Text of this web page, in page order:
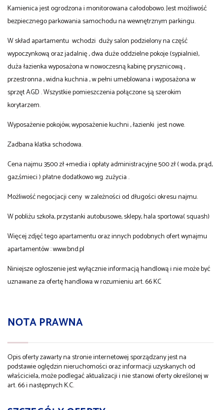
Kamienica jest ogrodzona i monitorowana całodobowo. Jest możliwość
bezpiecznego parkowania samochodu na wewnętrznym parkingu.
W skład apartamentu wchodzi duży salon podzielony na część
wypoczynkową oraz jadalnię , dwa duże oddzielne pokoje (sypialnie),
duża łazienka wyposażona w nowoczesną kabinę prysznicową ,
przestronna , widna kuchnia , w pełni umeblowana i wyposażona w
sprzęt AGD . Wszystkie pomieszczenia połączone są szerokim
korytarzem.
Wyposażenie pokojów, wyposażenie kuchni , łazienki jest nowe.
Zadbana klatka schodowa.
Cena najmu 3500 zł +media i opłaty administracyjne 500 zł ( woda, prąd,
gaz,śmieci ) płatne dodatkowo wg. zużycia .
Możliwość negocjacji ceny w zależności od długości okresu najmu.
W pobliżu szkoła, przystanki autobusowe, sklepy, hala sportowa( squash)
Więcej zdjęć tego apartamentu oraz innych podobnych ofert wynajmu
apartamentów : www.bnd.pl
Niniejsze ogłoszenie jest wyłącznie informacją handlową i nie może być
uznawane za ofertę handlowa w rozumieniu art. 66 KC
NOTA PRAWNA
Opis oferty zawarty na stronie internetowej sporządzany jest na
podstawie oględzin nieruchomości oraz informacji uzyskanych od
właściciela, może podlegać aktualizacji i nie stanowi oferty określonej w
art. 66 i następnych K.C.